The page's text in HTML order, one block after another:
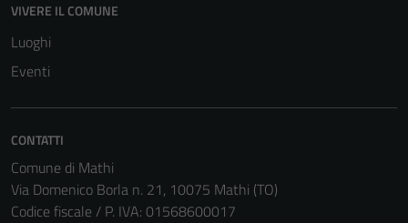
VIVERE IL COMUNE
Luoghi
Eventi
CONTATTI
Comune di Mathi
Via Domenico Borla n. 21, 10075 Mathi (TO)
Codice fiscale / P. IVA: 01568600017